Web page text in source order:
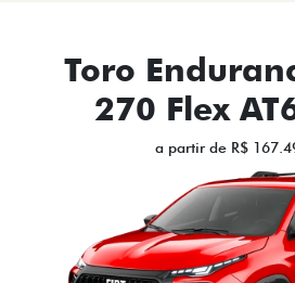
Toro
270 Flex
a partir de R$